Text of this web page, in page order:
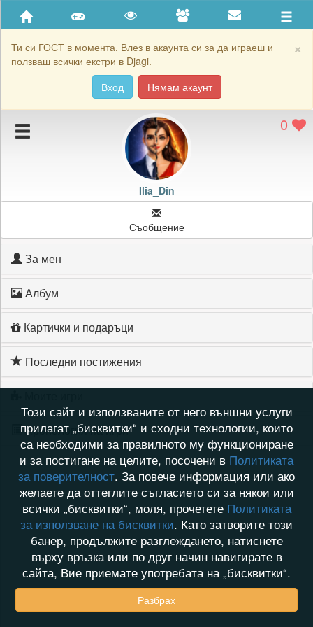
×
Ти си ГОСТ в момента. Влез в акаунта си за да играеш и
ползваш всички екстри в Djagi.
Вход
Нямам акаунт
Приятели
Хронология на игри
Подаръците на Ilia_Din
Картичките на Ilia_Din
0
Ilia_Din
Съобщение
За мен
Албум
Картички и подаръци
Последни постижения
Хронология на игри
Този сайт и използваните от него външни услуги
прилагат „бисквитки“ и сходни технологии, които
са необходими за правилното му функциониране
и за постигане на целите, посочени в Политиката
за поверителност. За повече информация или ако
желаете да оттеглите съгласието си за някои или
всички „бисквитки“, моля, прочетете Политиката
за използване на бисквитки. Като затворите този
банер, продължите разглеждането, натиснете
върху връзка или по друг начин навигирате в
сайта, Вие приемате употребата на „бисквитки“.
Разбрах